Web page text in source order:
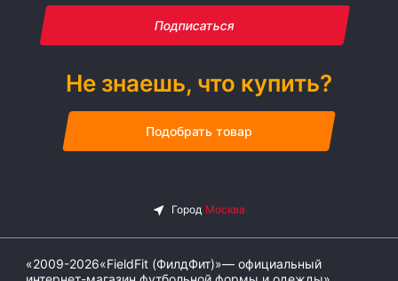
Подписаться
Не знаешь, что купить?
Подобрать товар
«2009-2026«FieldFit (ФилдФит)»— официальный